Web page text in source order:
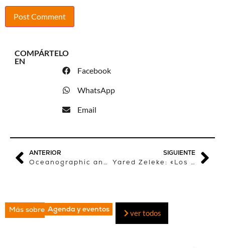
COMPÁRTELO
EN
Facebook
WhatsApp
Email
ANTERIOR
Oceanographic and Biological features in the Canary Current Large Marine Ecosystem COI-UNESCO. Serie Técnica 115
SIGUIENTE
Yared Zeleke: «Los jóvenes representan el futuro de mi país: una Etiopía formada y liberada»
Más sobre Agenda y eventos ver todos